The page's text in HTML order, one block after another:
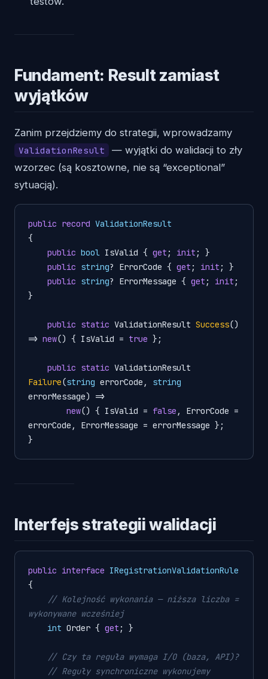
Fundament: Result zamiast
wyjątków
Zanim przejdziemy do strategii, wprowadzamy
ValidationResult
— wyjątki do walidacji to zły
wzorzec (są kosztowne, nie są “exceptional”
sytuacją).
public record ValidationResult
{
public bool IsValid { get ; init ; }
public string? ErrorCode { get ; init ; }
public string? ErrorMessage { get ; init ;
}
public static ValidationResult Success()
=> new() { IsValid = true };
public static
Failure(string errorCode, string
errorMessage)
=>
new() { IsValid = false , ErrorCode =
errorCode, ErrorMessage = errorMessage };
Interfejs strategii walidacji
public interface IRegistrationValidationRule
{
// Kolejność wykonania — niższa liczba =
wykonywane wcześniej
int Order { get ; }
// Czy ta reguła wymaga I/O (baza, API)?
// Reguły synchroniczne wykonujemy